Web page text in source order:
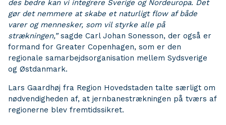
des bedre kan vi integrere Sverige og Nordeuropa. Det
gør det nemmere at skabe et naturligt flow af både
varer og mennesker, som vil styrke alle på
strækningen,”sagde Carl Johan Sonesson, der også er
formand for Greater Copenhagen, som er den
regionale samarbejdsorganisation mellem Sydsverige
og Østdanmark.
Lars Gaardhøj fra Region Hovedstaden talte særligt om
nødvendigheden af, at jernbanestrækningen på tværs af
regionerne blev fremtidssikret.